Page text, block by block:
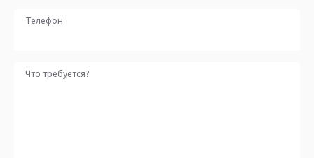
Телефон
Что требуется?